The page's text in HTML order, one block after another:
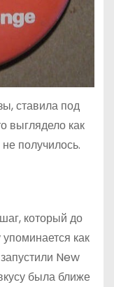
ставила под
выглядело как
получилось.
который до
как
New
была ближе